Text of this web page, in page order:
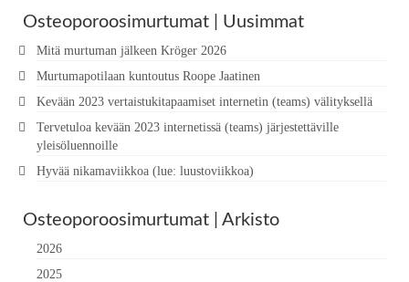
Osteoporoosimurtumat | Uusimmat
Mitä murtuman jälkeen Kröger 2026
Murtumapotilaan kuntoutus Roope Jaatinen
Kevään 2023 vertaistukitapaamiset internetin (teams) välityksellä
Tervetuloa kevään 2023 internetissä (teams) järjestettäville
yleisöluennoille
Hyvää nikamaviikkoa (lue: luustoviikkoa)
Osteoporoosimurtumat | Arkisto
2026
2025